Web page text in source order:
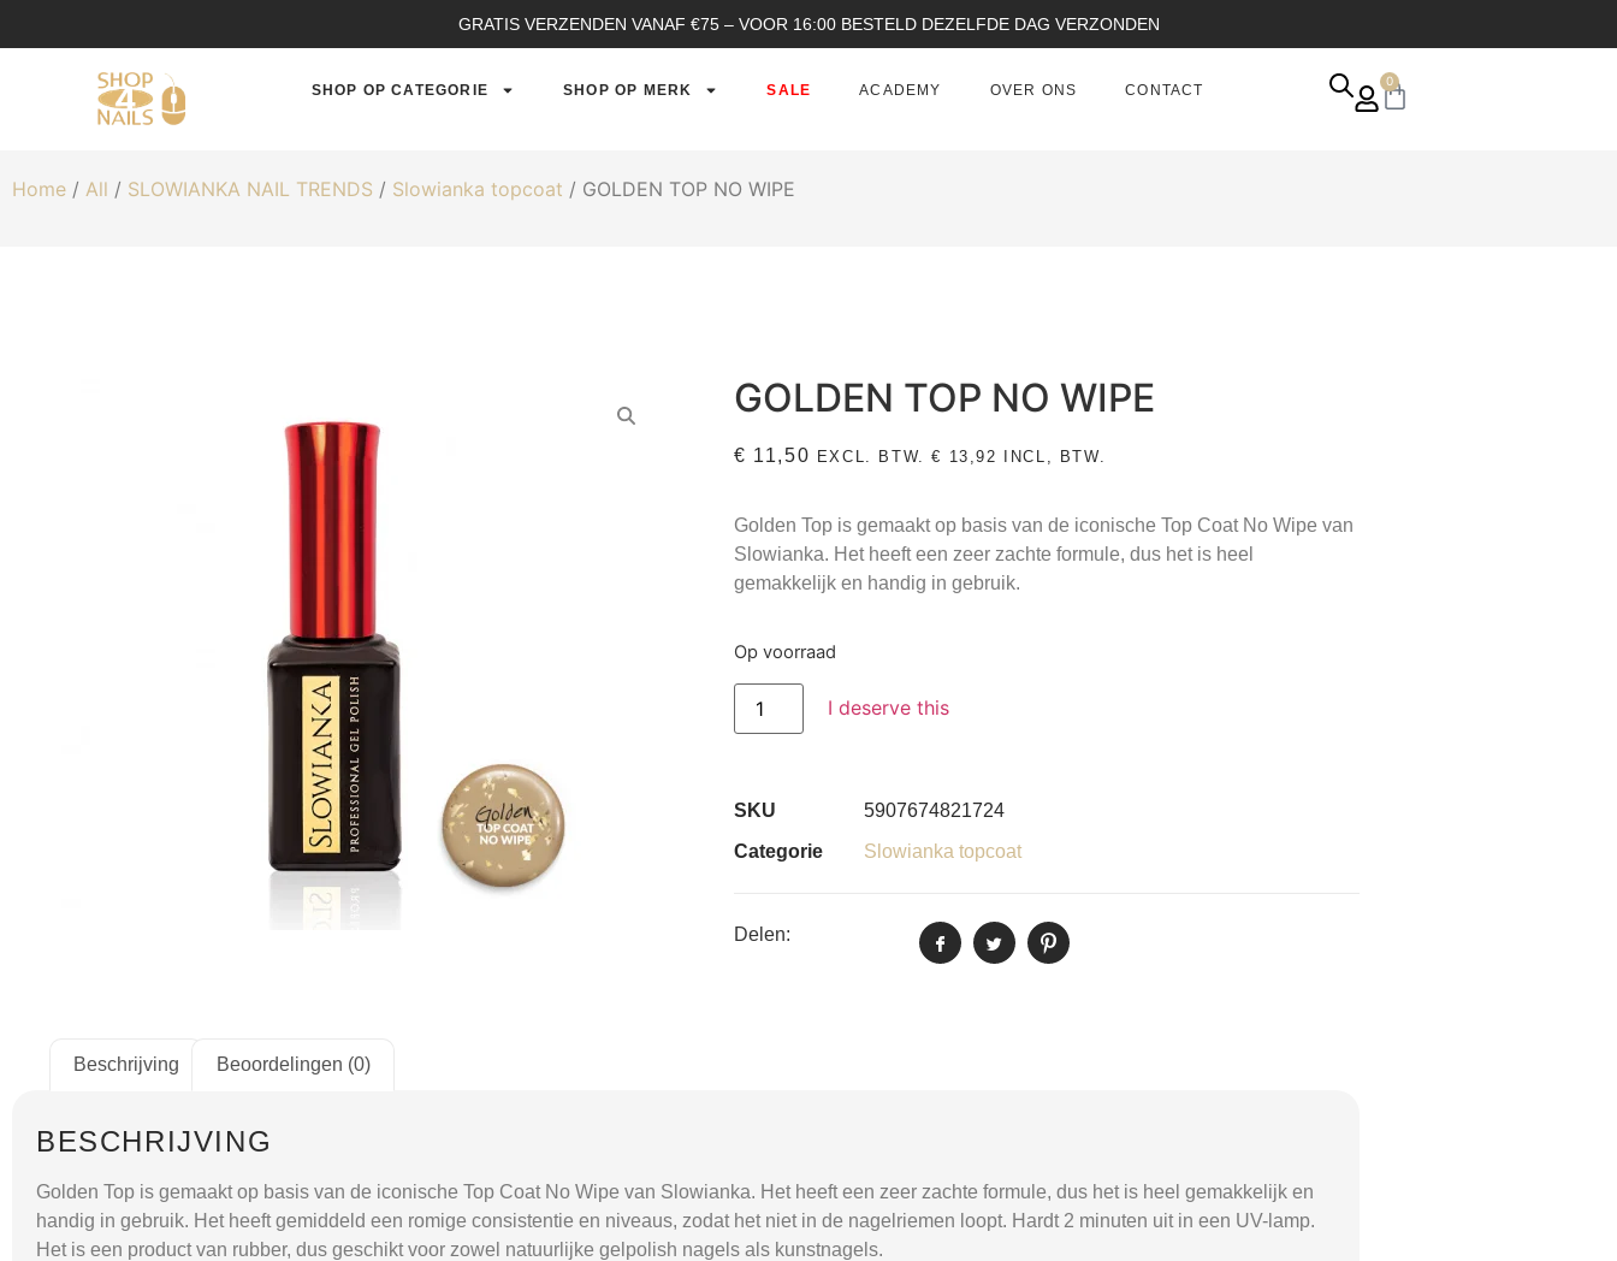
GRATIS VERZENDEN VANAF €75 – VOOR 16:00 BESTELD DEZELFDE DAG VERZONDEN
SHOP OP CATEGORIE SHOP OP MERK SALE ACADEMY OVER ONS CONTACT
0
Home / All / SLOWIANKA NAIL TRENDS / Slowianka topcoat / GOLDEN TOP NO WIPE
GOLDEN TOP NO WIPE
€ 11,50 EXCL. BTW.€ 13,92 INCL, BTW.
Golden Top is gemaakt op basis van de iconische Top Coat No Wipe van
Slowianka. Het heeft een zeer zachte formule, dus het is heel
gemakkelijk en handig in gebruik.
Op voorraad
I deserve this
SKU
5907674821724
Categorie
Slowianka topcoat
Delen:
Beschrijving Beoordelingen (0)
BESCHRIJVING
Golden Top is gemaakt op basis van de iconische Top Coat No Wipe van Slowianka. Het heeft een zeer zachte formule, dus het is heel gemakkelijk en
handig in gebruik. Het heeft gemiddeld een romige consistentie en niveaus, zodat het niet in de nagelriemen loopt. Hardt 2 minuten uit in een UV-lamp.
Het is een product van rubber, dus geschikt voor zowel natuurlijke gelpolish nagels als kunstnagels.